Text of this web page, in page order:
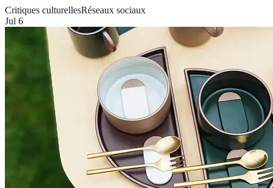
Critiques culturellesRéseaux sociaux
Jul 6